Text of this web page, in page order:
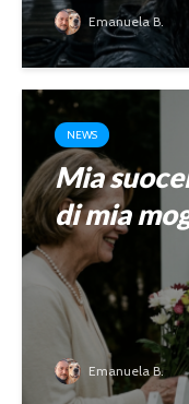
Emanuela B.
NEWS
Mia
di mia
Emanuela B.